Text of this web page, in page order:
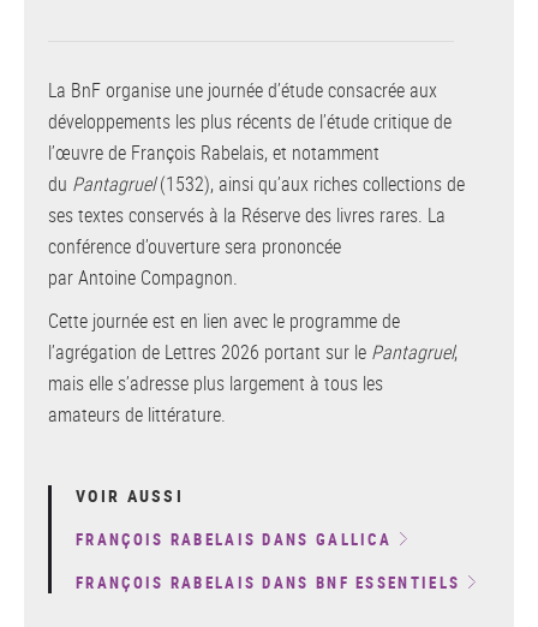
La BnF organise une journée d’étude consacrée aux
développements les plus récents de l’étude critique de
l’œuvre de François Rabelais, et notamment
du Pantagruel(1532), ainsi qu’aux riches collections de
ses textes conservés à la Réserve des livres rares. La
conférence d’ouverture sera prononcée
par Antoine Compagnon.
Cette journée est en lien avec le programme de
l’agrégation de Lettres 2026 portant sur le Pantagruel,
mais elle s’adresse plus largement à tous les
amateurs de littérature.
VOIR AUSSI
FRANÇOIS RABELAIS DANS GALLICA
FRANÇOIS RABELAIS DANS BNF ESSENTIELS